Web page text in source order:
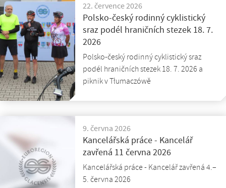
22. července 2026
Polsko-český rodinný cyklistický
sraz podél hraničních stezek 18. 7.
2026
Polsko-český rodinný cyklistický sraz
podél hraničních stezek 18. 7. 2026 a
piknik v Tłumaczówě
9. června 2026
Kancelářská práce - Kancelář
zavřená 11 června 2026
Kancelářská práce - Kancelář zavřená 4.–
5. června 2026